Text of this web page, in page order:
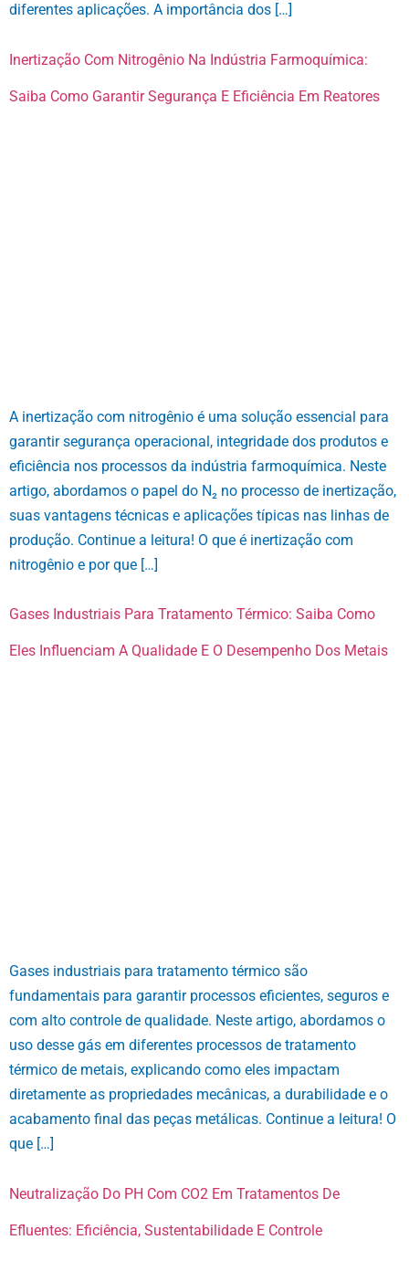
diferentes aplicações. A importância dos […]
Inertização Com Nitrogênio Na Indústria Farmoquímica:
Saiba Como Garantir Segurança E Eficiência Em Reatores
A inertização com nitrogênio é uma solução essencial para
garantir segurança operacional, integridade dos produtos e
eficiência nos processos da indústria farmoquímica. Neste
artigo, abordamos o papel do N₂ no processo de inertização,
suas vantagens técnicas e aplicações típicas nas linhas de
produção. Continue a leitura! O que é inertização com
nitrogênio e por que […]
Gases Industriais Para Tratamento Térmico: Saiba Como
Eles Influenciam A Qualidade E O Desempenho Dos Metais
Gases industriais para tratamento térmico são
fundamentais para garantir processos eficientes, seguros e
com alto controle de qualidade. Neste artigo, abordamos o
uso desse gás em diferentes processos de tratamento
térmico de metais, explicando como eles impactam
diretamente as propriedades mecânicas, a durabilidade e o
acabamento final das peças metálicas. Continue a leitura! O
que […]
Neutralização Do PH Com CO2 Em Tratamentos De
Efluentes: Eficiência, Sustentabilidade E Controle